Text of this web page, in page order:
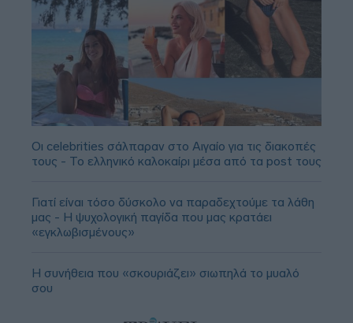
Οι celebrities σάλπαραν στο Αιγαίο για τις διακοπές
τους - Το ελληνικό καλοκαίρι μέσα από τα post τους
Γιατί είναι τόσο δύσκολο να παραδεχτούμε τα λάθη
μας - Η ψυχολογική παγίδα που μας κρατάει
«εγκλωβισμένους»
Η συνήθεια που «σκουριάζει» σιωπηλά το μυαλό
σου